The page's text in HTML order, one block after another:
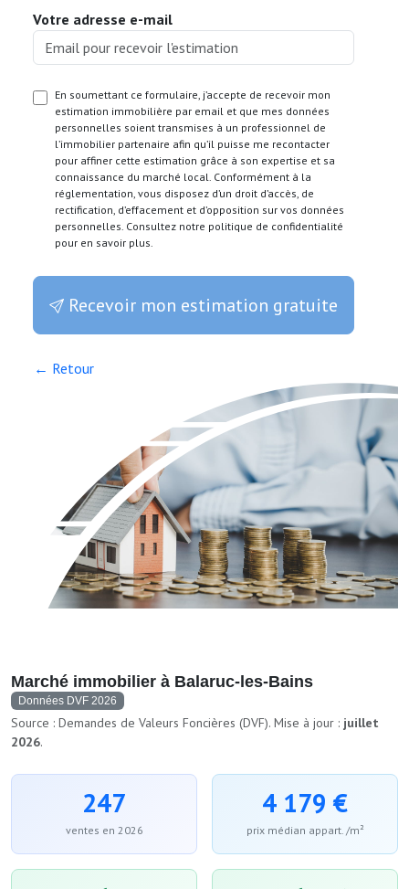
Votre adresse e-mail
En soumettant ce formulaire, j’accepte de recevoir mon
estimation immobilière par email et que mes données
personnelles soient transmises à un professionnel de
l’immobilier partenaire afin qu’il puisse me recontacter
pour affiner cette estimation grâce à son expertise et sa
connaissance du marché local. Conformément à la
réglementation, vous disposez d’un droit d’accès, de
rectification, d’effacement et d’opposition sur vos données
personnelles. Consultez notre politique de confidentialité
pour en savoir plus.
Recevoir mon estimation gratuite
← Retour
Marché immobilier à Balaruc-les-Bains
Données DVF 2026
Source : Demandes de Valeurs Foncières (DVF). Mise à jour : juillet
2026.
247
ventes en 2026
4 179 €
prix médian appart. /m²